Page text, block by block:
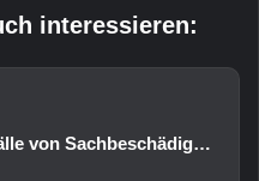
interessieren:
Zwei Fälle von Sachbeschädigung und Diebstahl in Schweinfurt